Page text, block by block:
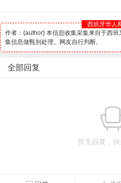
西班牙华人
作者：{author} 本信息收集采集来自于西
集信息做甄别处理。网友自行判断。
全部回复
暂无回复，